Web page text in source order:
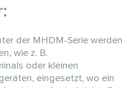
der MHDM-Serie werden
wie z. B.
oder kleinen
eingesetzt, wo ein